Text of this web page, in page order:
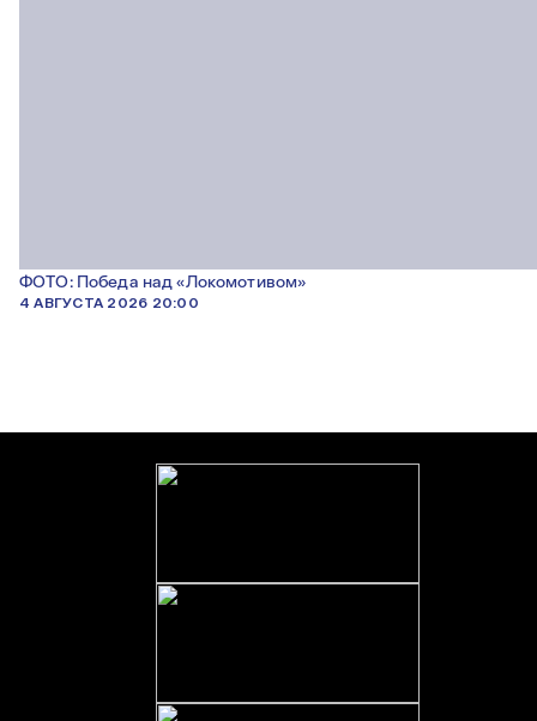
ФОТО: Победа над «Локомотивом»
4 АВГУСТА 2026 20:00